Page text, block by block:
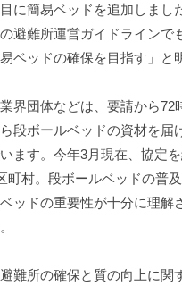
に簡易ベッドを追加しまし
避難所運営ガイドラインで
ベッドの確保を目指す」と
界団体などは、要請から72
段ボールベッドの資材を届
ます。今年3月現在、協定
町村。段ボールベッドの普
ッドの重要性が十分に理解
難所の確保と質の向上に関